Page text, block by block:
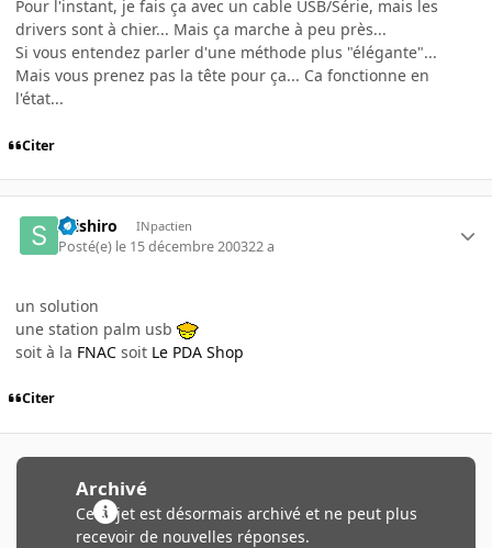
Pour l'instant, je fais ça avec un cable USB/Série, mais les
drivers sont à chier... Mais ça marche à peu près...
Si vous entendez parler d'une méthode plus "élégante"...
Mais vous prenez pas la tête pour ça... Ca fonctionne en
l'état...
Citer
seishiro INpactien
Posté(e) le 15 décembre 200322 a
un solution
une station palm usb
soit à la FNAC soit Le PDA Shop
Citer
Archivé
Ce sujet est désormais archivé et ne peut plus
recevoir de nouvelles réponses.